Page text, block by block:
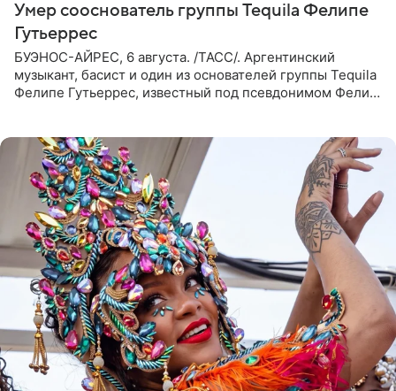
Умер сооснователь группы Tequila Фелипе
Гутьеррес
БУЭНОС-АЙРЕС, 6 августа. /ТАСС/. Аргентинский
музыкант, басист и один из основателей группы Tequila
Фелипе Гутьеррес, известный под псевдонимом Фелипе